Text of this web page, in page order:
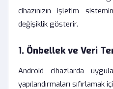
cihazınızın işletim
değişiklik gösterir.
1. Önbellek ve Veri
Android cihazlarda
yapılandırmaları sıfırlamak